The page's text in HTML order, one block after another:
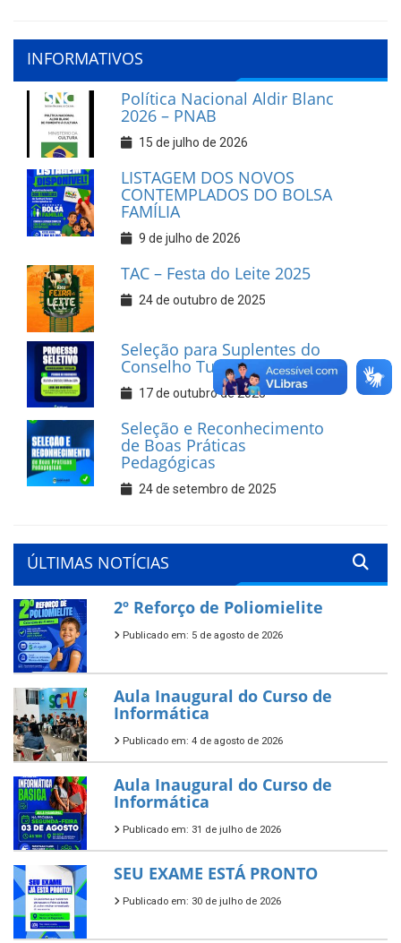
INFORMATIVOS
Política Nacional Aldir Blanc
2026 – PNAB
15 de julho de 2026
LISTAGEM DOS NOVOS
CONTEMPLADOS DO BOLSA
FAMÍLIA
9 de julho de 2026
TAC – Festa do Leite 2025
24 de outubro de 2025
Seleção para Suplentes do
Conselho Tutelar
17 de outubro de 2025
Seleção e Reconhecimento
de Boas Práticas
Pedagógicas
24 de setembro de 2025
ÚLTIMAS NOTÍCIAS
2º Reforço de Poliomielite
Publicado em: 5 de agosto de 2026
Aula Inaugural do Curso de
Informática
Publicado em: 4 de agosto de 2026
Aula Inaugural do Curso de
Informática
Publicado em: 31 de julho de 2026
SEU EXAME ESTÁ PRONTO
Publicado em: 30 de julho de 2026